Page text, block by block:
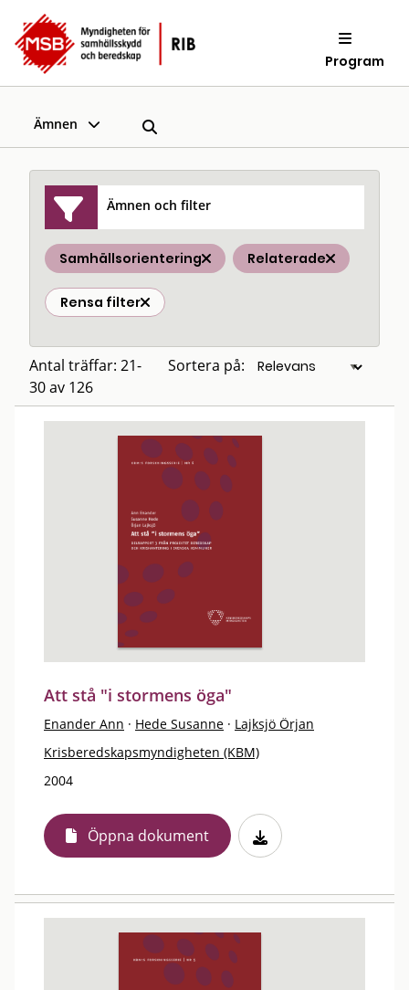
Program
Ämnen
Ämnen och filter
Samhällsorientering Relaterade
Rensa filter
Antal träffar: 21-
30 av 126
Sortera på:
Att stå "i stormens öga"
Enander Ann · Hede Susanne · Lajksjö Örjan
Krisberedskapsmyndigheten (KBM)
2004
Öppna dokument